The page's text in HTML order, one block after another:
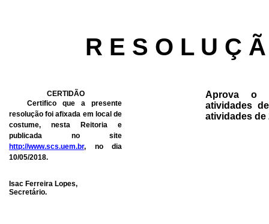
R E S O L U Ç
CERTIDÃO
Certifico que a presente
resolução foi afixada em local de
costume, nesta Reitoria e
publicada no site
http://www.scs.uem.br, no dia
10/05/2018.
Isac Ferreira Lopes,
Secretário.
Aprova o
atividades
atividades de